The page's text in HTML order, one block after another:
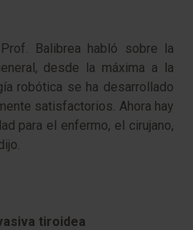
Balibrea habló sobre la
desde la máxima a la
robótica se ha desarrollado
satisfactorios. Ahora hay
para el enfermo, el cirujano,
tiroidea